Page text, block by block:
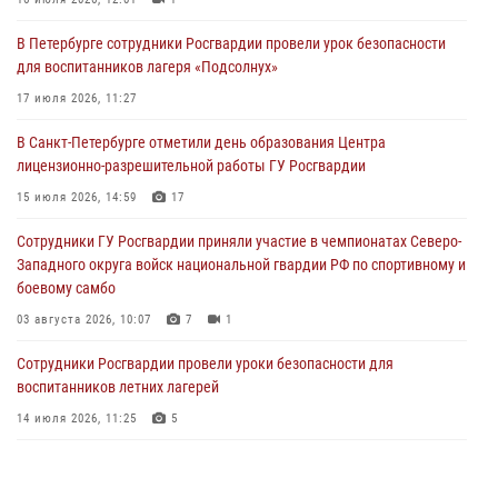
06 августа 2026, 11:36
Сотрудники и военнослужащие Росгвардии обеспечили
правопорядок при проведении матча "Зенит" - "Балтика"
06 августа 2026, 07:30
В Выборгском районе наряд Росгвардии обнаружил
разыскиваемый преступный автотранспорт
05 августа 2026, 12:25 2
Петербургские росгвардейцы обнаружили объявленный в розыск
автомобиль, ранее использовавшийся при совершении кражи в
Ленобласти
04 августа 2026, 14:05
В Петербурге сотрудники Росгвардии провели урок безопасности
для воспитанников лагеря «Подсолнух»
17 июля 2026, 11:27
В Санкт-Петербурге отметили день образования Центра
лицензионно-разрешительной работы ГУ Росгвардии
15 июля 2026, 14:59 17
Сотрудники ГУ Росгвардии приняли участие в чемпионатах Северо-
Западного округа войск национальной гвардии РФ по спортивному и
боевому самбо
03 августа 2026, 10:07 7 1
Сотрудники Росгвардии провели уроки безопасности для
воспитанников летних лагерей
14 июля 2026, 11:25 5